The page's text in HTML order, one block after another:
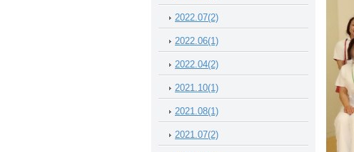
2022.07(2)
2022.06(1)
2022.04(2)
2021.10(1)
2021.08(1)
2021.07(2)